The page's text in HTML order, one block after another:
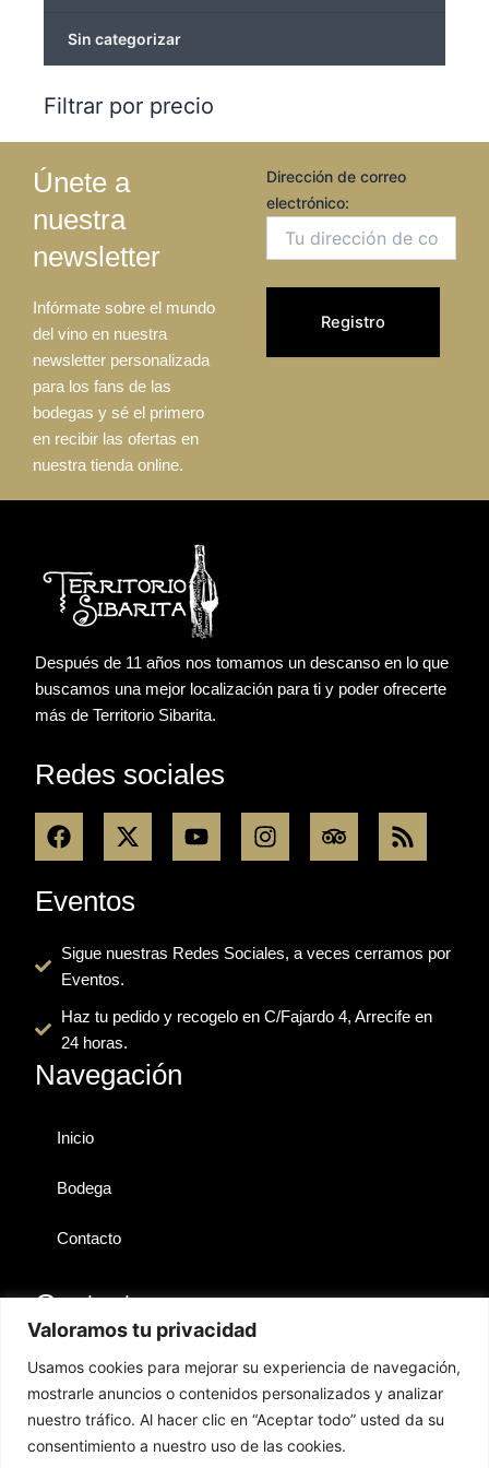
Valoramos tu privacidad
Usamos cookies para mejorar su experiencia de navegación,
mostrarle anuncios o contenidos personalizados y analizar
nuestro tráfico. Al hacer clic en “Aceptar todo” usted da su
consentimiento a nuestro uso de las cookies.
Sin categorizar
Filtrar por precio
Únete a
nuestra
newsletter
Infórmate sobre el mundo
del vino en nuestra
newsletter personalizada
para los fans de las
bodegas y sé el primero
en recibir las ofertas en
nuestra tienda online.
Dirección de correo
electrónico:
Después de 11 años nos tomamos un descanso en lo que
buscamos una mejor localización para ti y poder ofrecerte
más de Territorio Sibarita.
Redes sociales
F
a
e
b
o
o
k
X
-
w
i
t
t
r
Y
o
b
e
I
n
g
r
m
T
r
d
v
s
R
s
Eventos
Sigue nuestras Redes Sociales, a veces cerramos por
Eventos.
Haz tu pedido y recogelo en C/Fajardo 4, Arrecife en
24 horas.
Navegación
Inicio
Bodega
Contacto
Contactos
hola@territoriosibarita.com
+34 676 361 778
GESTIÓN